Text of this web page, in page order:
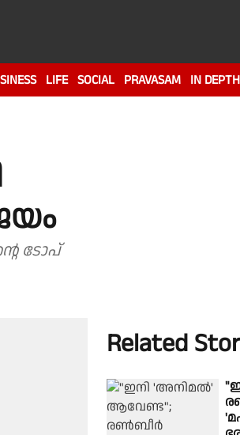
LIFE SOCIAL PRAVASAM IN DEPTH
ടോപ്
Related